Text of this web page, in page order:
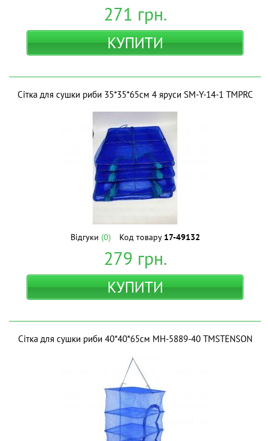
271 грн.
КУПИТИ
Сітка для сушки риби 35*35*65см 4 яруси SM-Y-14-1 ТМPRC
Відгуки (0) Код товару 17-49132
279 грн.
КУПИТИ
Сітка для сушки риби 40*40*65см MH-5889-40 ТМSTENSON